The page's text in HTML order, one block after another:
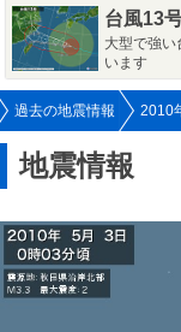
台風13
大型で強
います
過去の地震情報 2010
地震情報